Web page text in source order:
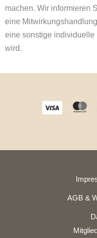
machen. Wir informieren
eine
eine sonstige
wird.
AGB &